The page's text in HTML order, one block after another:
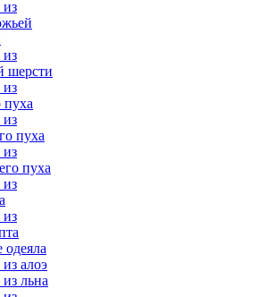
из
из
шерсти
из
пуха
из
пуха
из
пуха
из
из
алоэ
льна